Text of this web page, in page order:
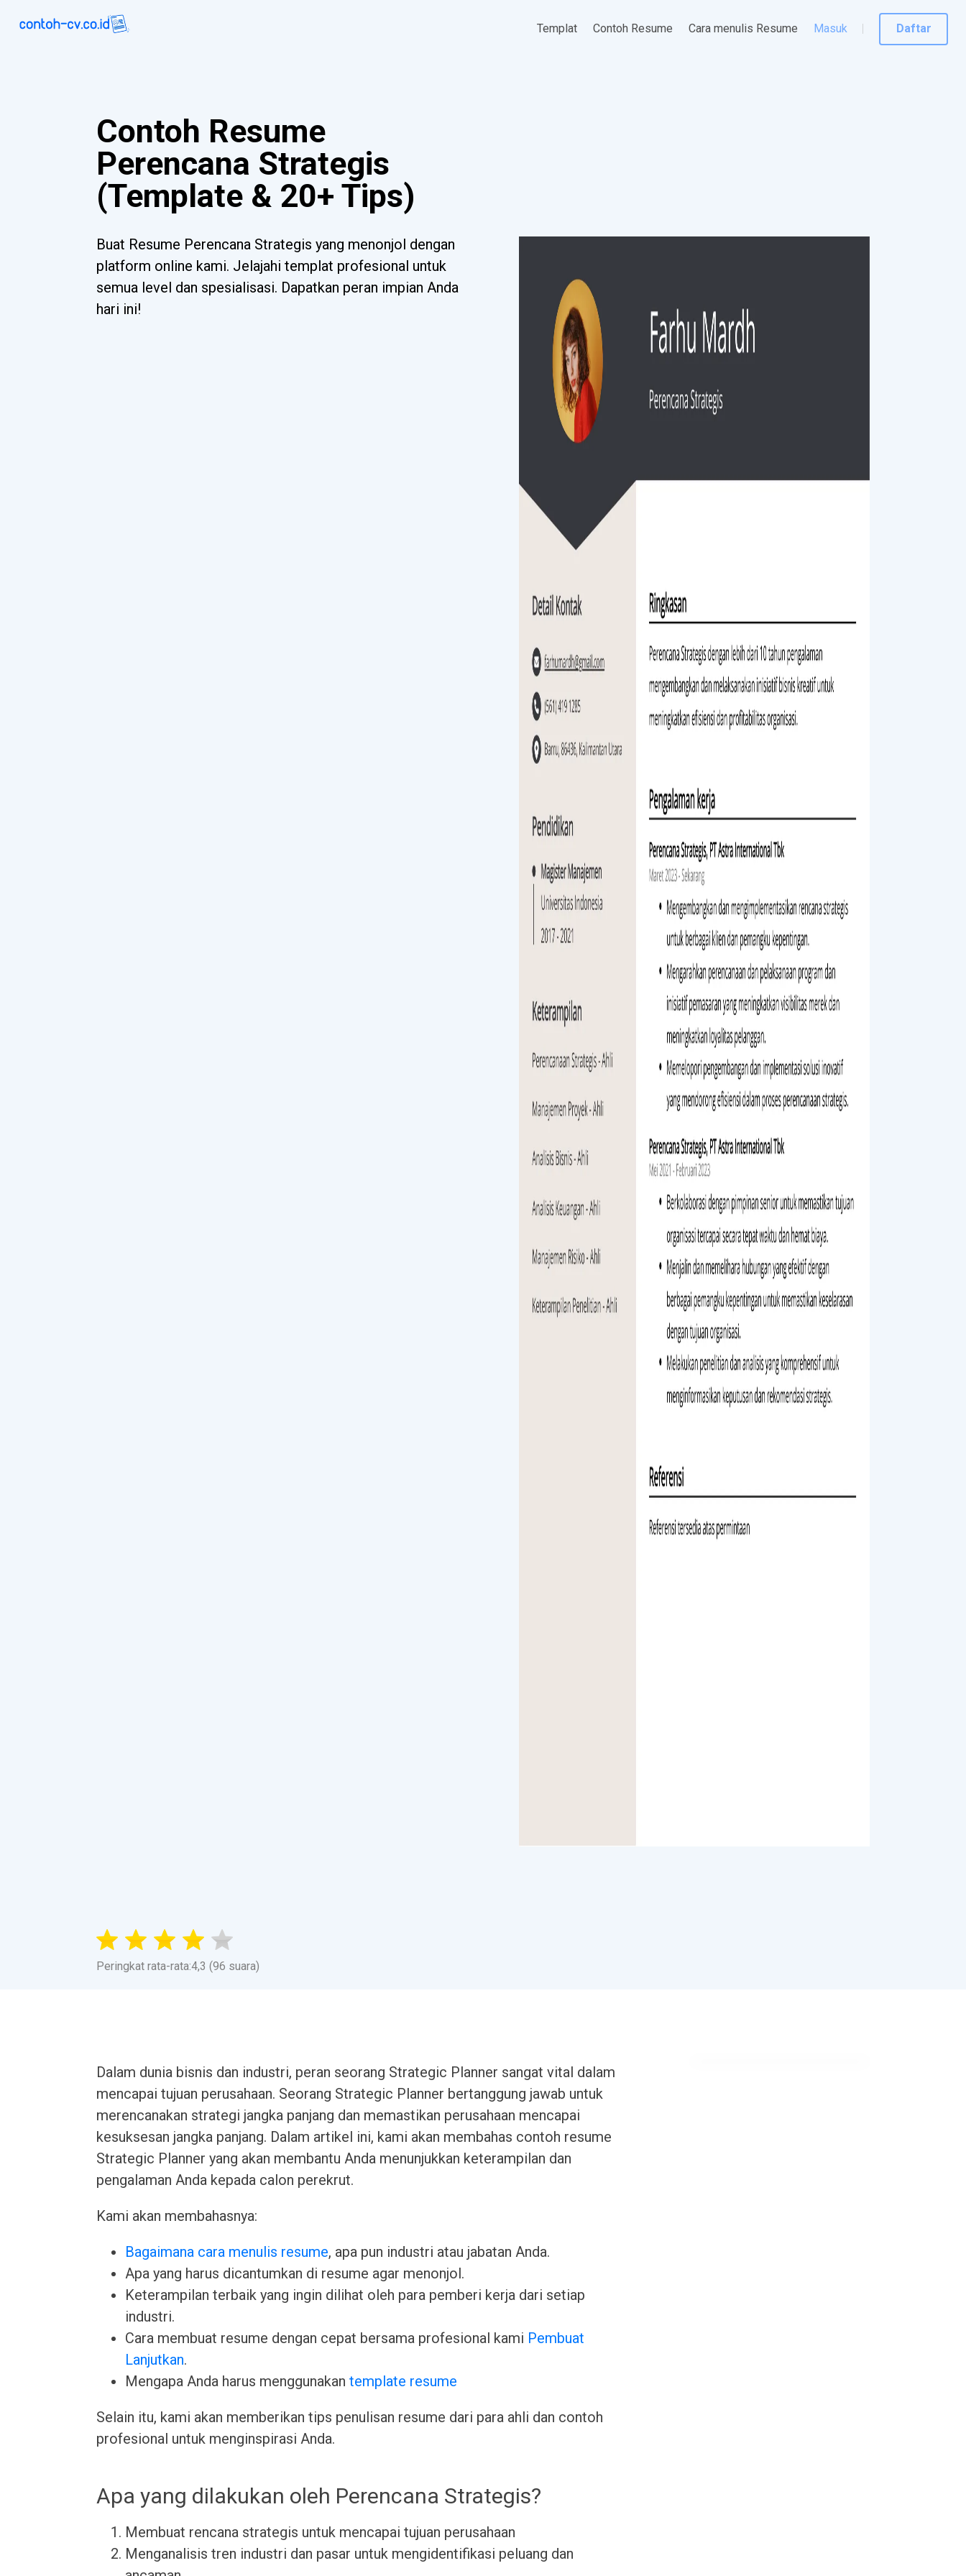
Templat Contoh Resume Cara menulis Resume Masuk Daftar
Contoh Resume
Perencana Strategis
(Template & 20+ Tips)
Buat Resume Perencana Strategis yang menonjol dengan
platform online kami. Jelajahi templat profesional untuk
semua level dan spesialisasi. Dapatkan peran impian Anda
hari ini!
Peringkat rata-rata:4,3 (96 suara)
Dalam dunia bisnis dan industri, peran seorang Strategic Planner sangat vital dalam
mencapai tujuan perusahaan. Seorang Strategic Planner bertanggung jawab untuk
merencanakan strategi jangka panjang dan memastikan perusahaan mencapai
kesuksesan jangka panjang. Dalam artikel ini, kami akan membahas contoh resume
Strategic Planner yang akan membantu Anda menunjukkan keterampilan dan
pengalaman Anda kepada calon perekrut.
Kami akan membahasnya:
Bagaimana cara menulis resume, apa pun industri atau jabatan Anda.
Apa yang harus dicantumkan di resume agar menonjol.
Keterampilan terbaik yang ingin dilihat oleh para pemberi kerja dari setiap
industri.
Cara membuat resume dengan cepat bersama profesional kami Pembuat
Lanjutkan.
Mengapa Anda harus menggunakantemplate resume
Selain itu, kami akan memberikan tips penulisan resume dari para ahli dan contoh
profesional untuk menginspirasi Anda.
Apa yang dilakukan oleh Perencana Strategis?
Membuat rencana strategis untuk mencapai tujuan perusahaan
Menganalisis tren industri dan pasar untuk mengidentifikasi peluang dan